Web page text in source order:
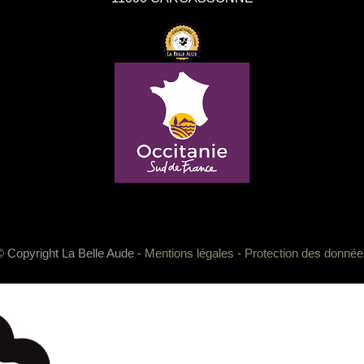
Copyright La Belle Aude - Mentions légales - Protection des